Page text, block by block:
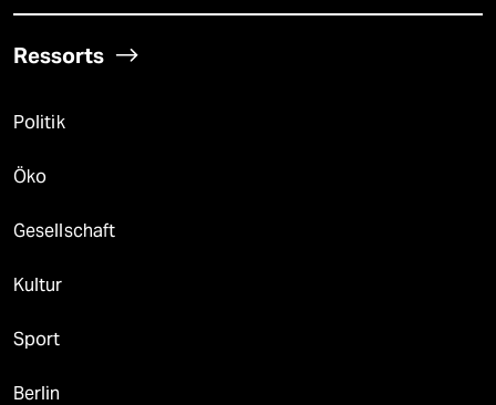
Ressorts
Politik
Öko
Gesellschaft
Kultur
Sport
Berlin